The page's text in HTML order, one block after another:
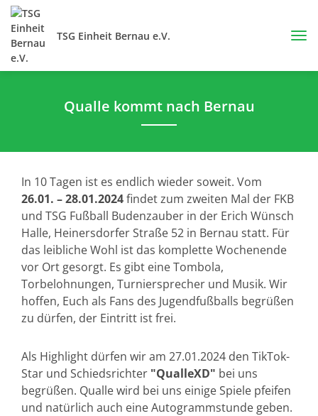
TSG Einheit Bernau e.V.
Qualle kommt nach Bernau
In 10 Tagen ist es endlich wieder soweit. Vom
26.01. – 28.01.2024findet zum zweiten Mal der FKB
und TSG Fußball Budenzauber in der Erich Wünsch
Halle, Heinersdorfer Straße 52 in Bernau statt. Für
das leibliche Wohl ist das komplette Wochenende
vor Ort gesorgt. Es gibt eine Tombola,
Torbelohnungen, Turniersprecher und Musik. Wir
hoffen, Euch als Fans des Jugendfußballs begrüßen
zu dürfen, der Eintritt ist frei.
Als Highlight dürfen wir am 27.01.2024 den TikTok-
Star und Schiedsrichter "QualleXD" bei uns
begrüßen. Qualle wird bei uns einige Spiele pfeifen
und natürlich auch eine Autogrammstunde geben.